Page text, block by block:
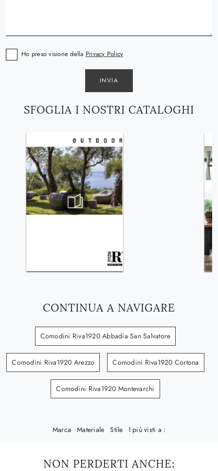
SFOGLIA I NOSTRI CATALOGHI
CONTINUA A NAVIGARE
Comodini Riva1920 Abbadia San Salvatore
Comodini Riva1920 Arezzo Comodini Riva1920 Cortona
Comodini Riva1920 Montevarchi
Ho preso visione della Privacy Policy
INVIA
Marca Materiale Stile I più visti a :
NON PERDERTI ANCHE: